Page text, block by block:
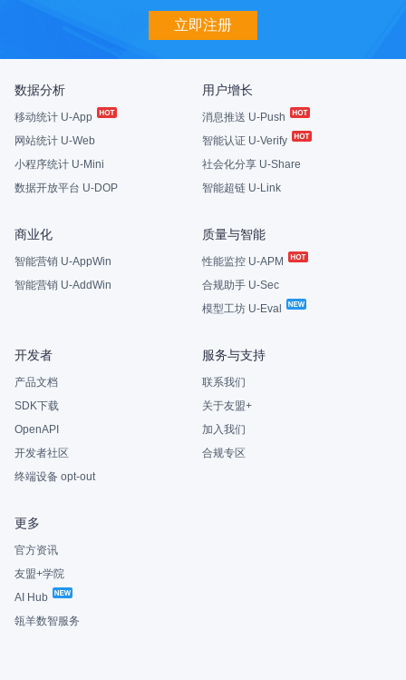
立即注册
数据分析
移动统计 U-App
网站统计 U-Web
小程序统计 U-Mini
数据开放平台 U-DOP
用户增长
消息推送 U-Push
智能认证 U-Verify
社会化分享 U-Share
智能超链 U-Link
商业化
智能营销 U-AppWin
智能营销 U-AddWin
质量与智能
性能监控 U-APM
合规助手 U-Sec
模型工坊 U-Eval
开发者
产品文档
SDK下载
OpenAPI
开发者社区
终端设备 opt-out
服务与支持
联系我们
关于友盟+
加入我们
合规专区
更多
官方资讯
友盟+学院
AI Hub
瓴羊数智服务